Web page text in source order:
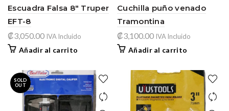
Escuadra Falsa 8″ Truper
EFT-8
₡3,050.00 IVA Incluido
Añadir al carrito
Cuchilla puño venado
Tramontina
₡3,100.00 IVA Incluido
Añadir al carrito
SOLD
OUT